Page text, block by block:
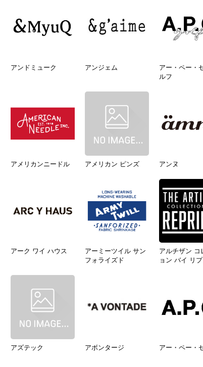
アンドミューク アンジェム
アー・ペー・
ルフ
アメリカンニードル アメリカン ピンズ アンヌ
アーク ワイ ハウス
アーミーツイル サン
フォライズド
アルチザン コ
ョン バイ リ
アズテック アボンタージ アー・ペー・